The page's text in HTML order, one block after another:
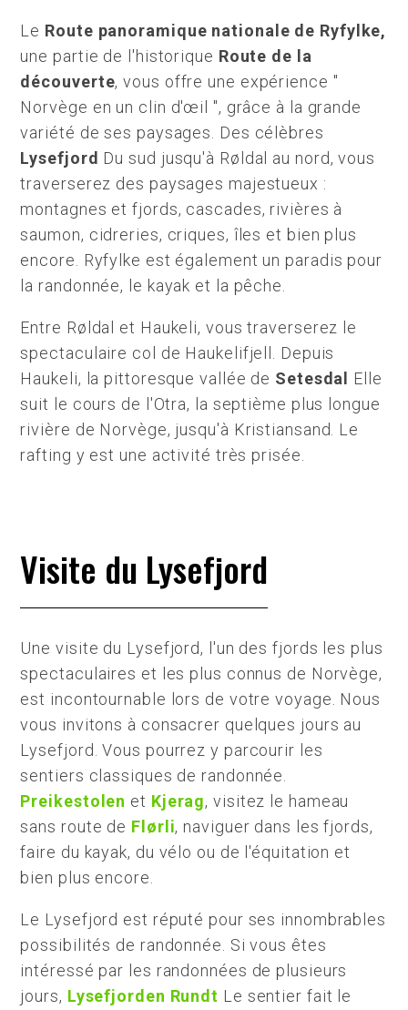
Le Route panoramique nationale de Ryfylke,
une partie de l'historique Route de la
découverte, vous offre une expérience "
Norvège en un clin d'œil ", grâce à la grande
variété de ses paysages. Des célèbres
Lysefjord Du sud jusqu'à Røldal au nord, vous
traverserez des paysages majestueux :
montagnes et fjords, cascades, rivières à
saumon, cidreries, criques, îles et bien plus
encore. Ryfylke est également un paradis pour
la randonnée, le kayak et la pêche.
Entre Røldal et Haukeli, vous traverserez le
spectaculaire col de Haukelifjell. Depuis
Haukeli, la pittoresque vallée de Setesdal Elle
suit le cours de l'Otra, la septième plus longue
rivière de Norvège, jusqu'à Kristiansand. Le
rafting y est une activité très prisée.
Visite du Lysefjord
Une visite du Lysefjord, l'un des fjords les plus
spectaculaires et les plus connus de Norvège,
est incontournable lors de votre voyage. Nous
vous invitons à consacrer quelques jours au
Lysefjord. Vous pourrez y parcourir les
sentiers classiques de randonnée.
Preikestolen et Kjerag, visitez le hameau
sans route de Flørli, naviguer dans les fjords,
faire du kayak, du vélo ou de l'équitation et
bien plus encore.
Le Lysefjord est réputé pour ses innombrables
possibilités de randonnée. Si vous êtes
intéressé par les randonnées de plusieurs
jours, Lysefjorden Rundt Le sentier fait le